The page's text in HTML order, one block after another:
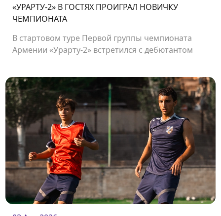
«УРАРТУ-2» В ГОСТЯХ ПРОИГРАЛ НОВИЧКУ
ЧЕМПИОНАТА
В стартовом туре Первой группы чемпионата
Армении «Урарту-2» встретился с дебютантом